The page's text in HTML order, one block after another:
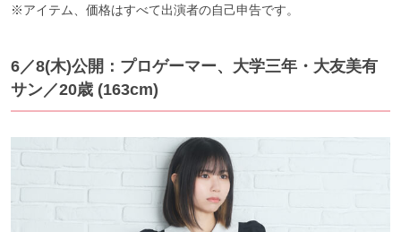
※アイテム、価格はすべて出演者の自己申告です。
6／8(木)公開：プロゲーマー、大学三年・大友美有
サン／20歳 (163cm)